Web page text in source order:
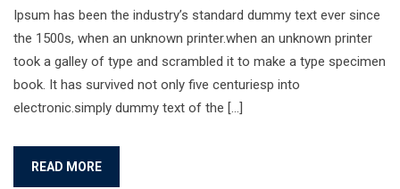
Ipsum has been the industry’s standard dummy text ever since
the 1500s, when an unknown printer.when an unknown printer
took a galley of type and scrambled it to make a type specimen
book. It has survived not only five centuriesp into
electronic.simply dummy text of the […]
READ MORE